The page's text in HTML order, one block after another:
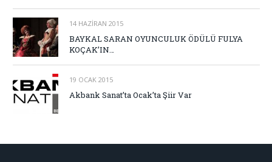
14 HAZIRAN 2015
BAYKAL SARAN OYUNCULUK ÖDÜLÜ FULYA
KOÇAK’IN…
19 OCAK 2015
Akbank Sanat’ta Ocak’ta Şiir Var